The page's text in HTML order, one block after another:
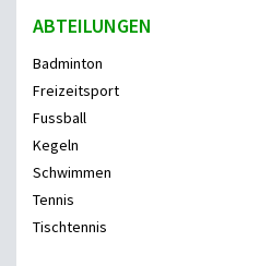
ABTEILUNGEN
Badminton
Freizeitsport
Fussball
Kegeln
Schwimmen
Tennis
Tischtennis